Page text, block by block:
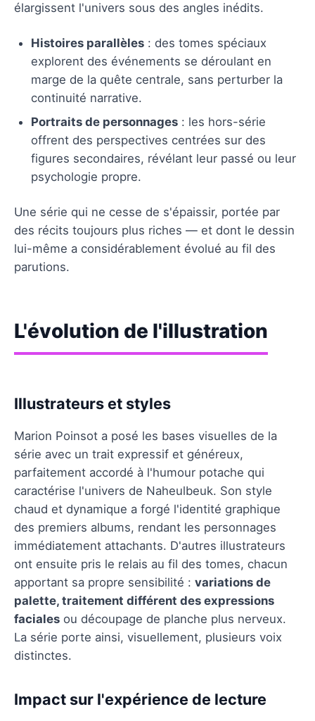
élargissent l'univers sous des angles inédits.
Histoires parallèles : des tomes spéciaux
explorent des événements se déroulant en
marge de la quête centrale, sans perturber la
continuité narrative.
Portraits de personnages : les hors-série
offrent des perspectives centrées sur des
figures secondaires, révélant leur passé ou leur
psychologie propre.
Une série qui ne cesse de s'épaissir, portée par
des récits toujours plus riches — et dont le dessin
lui-même a considérablement évolué au fil des
parutions.
L'évolution de l'illustration
Illustrateurs et styles
Marion Poinsot a posé les bases visuelles de la
série avec un trait expressif et généreux,
parfaitement accordé à l'humour potache qui
caractérise l'univers de Naheulbeuk. Son style
chaud et dynamique a forgé l'identité graphique
des premiers albums, rendant les personnages
immédiatement attachants. D'autres illustrateurs
ont ensuite pris le relais au fil des tomes, chacun
apportant sa propre sensibilité : variations de
palette, traitement différent des expressions
faciales ou découpage de planche plus nerveux.
La série porte ainsi, visuellement, plusieurs voix
distinctes.
Impact sur l'expérience de lecture